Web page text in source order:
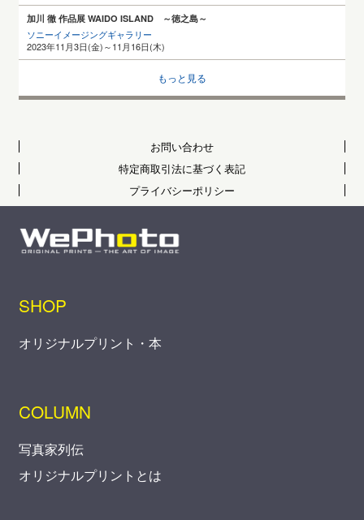
加川 徹 作品展 WAIDO ISLAND ～徳之島～
ソニーイメージングギャラリー
2023年11月3日(金)～11月16日(木)
もっと見る
お問い合わせ
特定商取引法に基づく表記
プライバシーポリシー
SHOP
オリジナルプリント・本
COLUMN
写真家列伝
オリジナルプリントとは